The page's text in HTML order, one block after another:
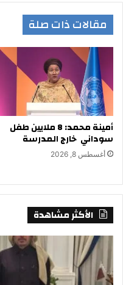
مقالات ذات صلة
أمينة محمد: 8 ملايين طفل
سوداني خارج المدرسة
أغسطس 8, 2026
الأكثر مشاهدة